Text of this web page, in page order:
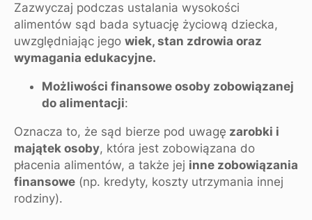
Zazwyczaj podczas ustalania wysokości
alimentów sąd bada sytuację życiową dziecka,
uwzględniając jego wiek, stan zdrowia oraz
wymagania edukacyjne.
Możliwości finansowe osoby zobowiązanej
do alimentacji:
Oznacza to, że sąd bierze pod uwagę zarobki i
majątek osoby, która jest zobowiązana do
płacenia alimentów, a także jej inne zobowiązania
finansowe (np. kredyty, koszty utrzymania innej
rodziny).